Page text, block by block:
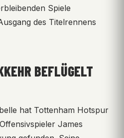
Spiele
des Titelrennens
BEFLÜGELT
hat Tottenham Hotspur
James